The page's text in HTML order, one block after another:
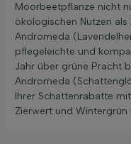
Moorbeetpflanze nicht
ökologischen Nutzen als
Andromeda
pflegeleichte und
Jahr über grüne Pracht
Andromeda
Ihrer Schattenrabatte
Zierwert und Wintergrün